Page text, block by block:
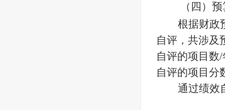
（四）
根据财政
自评，共涉及
自评的项目数
自评的项目分
通过绩效